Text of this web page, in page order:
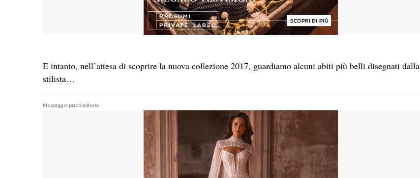
E intanto, nell’attesa di scoprire la nuova collezione 2017, guardiamo alcuni abiti più belli disegnati dalla
stilista…
Messaggio pubblicitario